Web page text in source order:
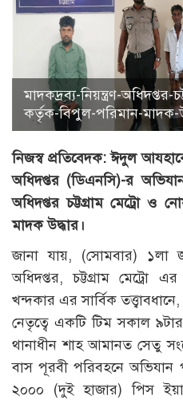
মাদকদ্রব্য-নিয়ন্ত্রণ-অধিদপ্তর-
কর্তৃক-বিপুল-পরিমান-মাদক-
নিজস্ব প্রতিবেদক: ঈদুল আযহাকে
অধিদপ্তর (ডিএনসি)-র
অধিদপ্তর চট্টগ্রাম মেট্রো ও
মাদক উদ্ধার।
জানা যায়, (সোমবার) ১লা
অধিদপ্তর, চট্টগ্রাম মেট্রো
খন্দকার এর সার্বিক
নেতৃত্বে একটি টিম সকাল ৯টার
থানাধীন শাহ আমানত সেতু
বাস পূরবী পরিবহনে
২০০০ (দুই হাজার) পিস